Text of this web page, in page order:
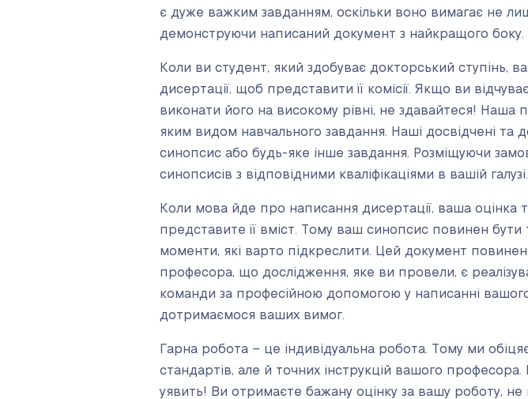
є дуже важким завданням, оскільки воно вимагає не
демонструючи написаний документ з найкращого боку.
Коли ви студент, який здобуває докторський ступінь,
дисертації, щоб представити її комісії. Якщо ви
виконати його на високому рівні, не здавайтеся!
яким видом навчального завдання. Наші досвідчені та
синопсис або будь-яке інше завдання. Розміщуючи
синопсисів з відповідними кваліфікаціями в вашій галузі.
Коли мова йде про написання дисертації, ваша оцінка
представите її вміст. Тому ваш синопсис повинен
моменти, які варто підкреслити. Цей документ
професора, що дослідження, яке ви провели, є
команди за професійною допомогою у написанні
дотримаємося ваших вимог.
Гарна робота – це індивідуальна робота. Тому ми
стандартів, але й точних інструкцій вашого
уявить! Ви отримаєте бажану оцінку за вашу роботу,